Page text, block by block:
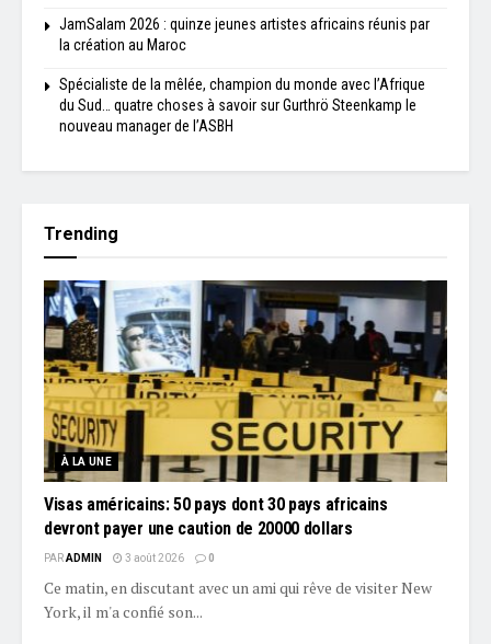
JamSalam 2026 : quinze jeunes artistes africains réunis par
la création au Maroc
Spécialiste de la mêlée, champion du monde avec l’Afrique
du Sud… quatre choses à savoir sur Gurthrö Steenkamp le
nouveau manager de l’ASBH
Trending
À LA UNE
Visas américains: 50 pays dont 30 pays africains
devront payer une caution de 20000 dollars
PARADMIN 3 août 2026 0
Ce matin, en discutant avec un ami qui rêve de visiter New
York, il m'a confié son...